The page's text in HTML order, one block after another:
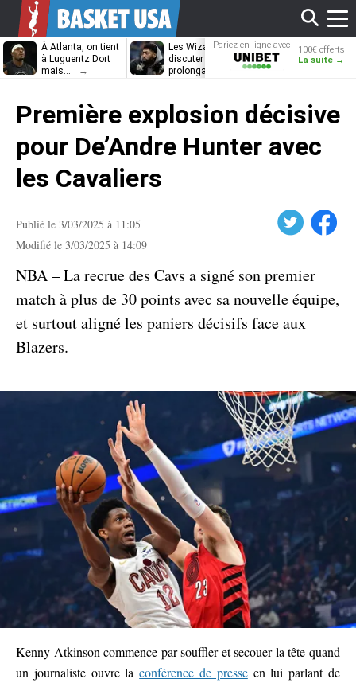
À Atlanta, on tient
à Luguentz Dort
mais…
Les Wizards vont
discuter
prolongation avec
Dennis
découvrira-t-il
Pariez en ligne avec
Unibet
100€ offerts
La suite →
Première explosion décisive
pour De’Andre Hunter avec
les Cavaliers
Publié le 3/03/2025 à 11:05
Modifié le 3/03/2025 à 14:09
Facebook
NBA – La recrue des Cavs a signé son premier
match à plus de 30 points avec sa nouvelle équipe,
et surtout aligné les paniers décisifs face aux
Blazers.
Kenny Atkinson commence par souffler et secouer la tête quand
un journaliste ouvre laconférence de presseen lui parlant de